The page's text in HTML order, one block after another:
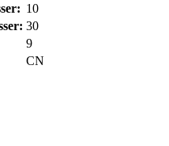
10
30
9
CN